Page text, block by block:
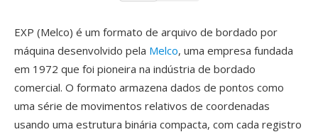
EXP (Melco) é um formato de arquivo de bordado por
máquina desenvolvido pela Melco, uma empresa fundada
em 1972 que foi pioneira na indústria de bordado
comercial. O formato armazena dados de pontos como
uma série de movimentos relativos de coordenadas
usando uma estrutura binária compacta, com cada registro